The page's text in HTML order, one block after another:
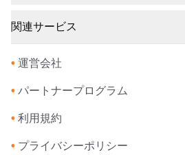
関連サービス
• 運営会社
• パートナープログラム
• 利用規約
• プライバシーポリシー